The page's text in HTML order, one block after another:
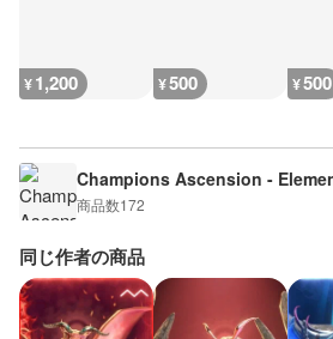
¥1,200 ¥500 ¥500
Champions Ascension -
商品数172
同じ作者の商品